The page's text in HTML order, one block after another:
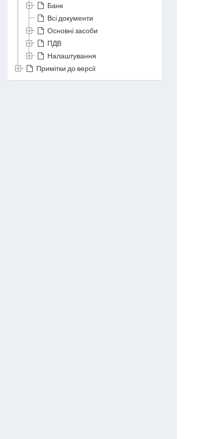
Банк
Всі документи
Основні засоби
ПДВ
Налаштування
Примітки до версії